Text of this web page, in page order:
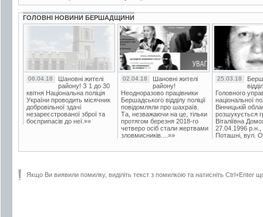
ГОЛОВНІ НОВИНИ БЕРШАДЩИНИ
06.04.18
Шановні жителі
району! З 1 до 30
квітня Національна поліція
України проводить місячник
добровільної здачі
незареєстрованої зброї та
боєприпасів до неї.»»
02.04.18
Шановні жителі
району!
Неодноразово працівники
Бершадського відділу поліції
повідомляли про шахраїв.
Та, незважаючи на це, тільки
протягом березня 2018-го
четверо осіб стали жертвами
зловмисників....»»
25.03.18
Головного
національної
Вінницькій
розшукується
Віталіївна
27.04.1996 р.н.,
Поташні, вул.
Якщо Ви виявили помилку, виділіть текст з помилкою та натисніть Ctrl+Enter